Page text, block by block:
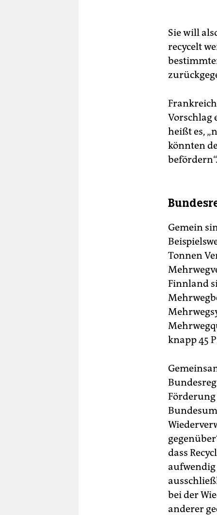
Sie will
recycelt
Vorschlag
heißt es,
könnten
befördern“.
Gemein
Tonnen
Finnland
knapp 45
Förderung
dass
aufwendig
bei der
anderer